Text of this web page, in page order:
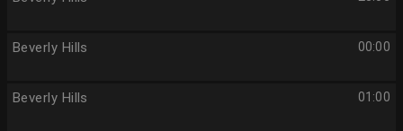
00:00
Beverly Hills
01:00
Beverly Hills